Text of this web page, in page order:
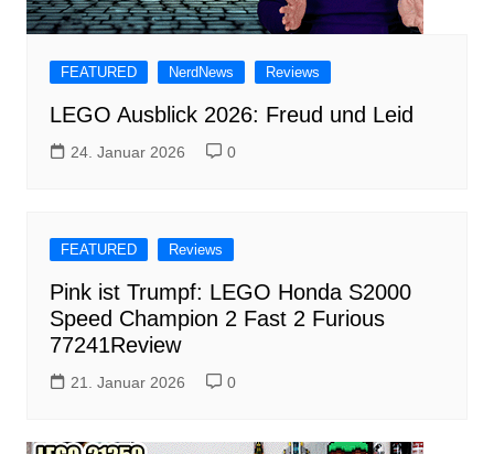
FEATURED NerdNews Reviews
LEGO Ausblick 2026: Freud und Leid
24. Januar 2026 0
FEATURED Reviews
Pink ist Trumpf: LEGO Honda S2000
Speed Champion 2 Fast 2 Furious
77241Review
21. Januar 2026 0